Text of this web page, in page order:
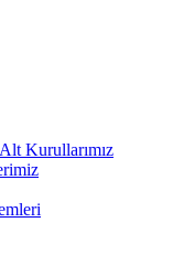
Kurullarımız